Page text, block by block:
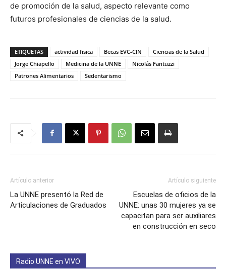
de promoción de la salud, aspecto relevante como
futuros profesionales de ciencias de la salud.
ETIQUETAS actividad fisica Becas EVC-CIN
Ciencias de la Salud
Jorge Chiapello
Medicina de la UNNE
Nicolás Fantuzzi
Patrones Alimentarios
Sedentarismo
Artículo anterior
La UNNE presentó la Red de
Articulaciones de Graduados
Artículo siguiente
Escuelas de oficios de la
UNNE: unas 30 mujeres ya se
capacitan para ser auxiliares
en construcción en seco
Radio UNNE en VIVO